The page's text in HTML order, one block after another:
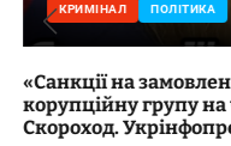
КРИМІНАЛ ПОЛІТИКА
«Санкції на
корупційну групу
Скороход.